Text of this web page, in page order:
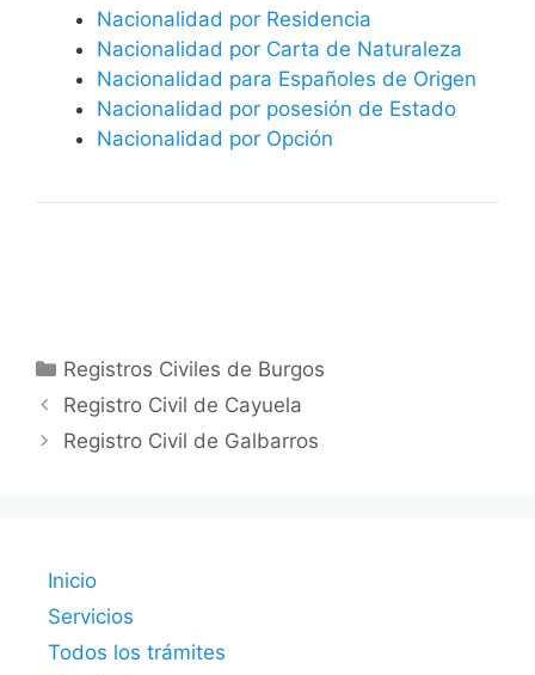
Nacionalidad por Residencia
Nacionalidad por Carta de Naturaleza
Nacionalidad para Españoles de Origen
Nacionalidad por posesión de Estado
Nacionalidad por Opción
Categorías
Registros Civiles de Burgos
Registro Civil de Cayuela
Registro Civil de Galbarros
Inicio
Servicios
Todos los trámites